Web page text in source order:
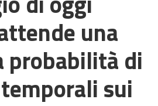
una
probabilità di
sui